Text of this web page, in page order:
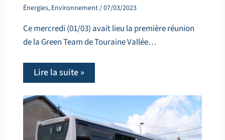
Énergies, Environnement/07/03/2023
Ce mercredi (01/03) avait lieu la première réunion
de la Green Team de Touraine Vallée…
Lire la suite »